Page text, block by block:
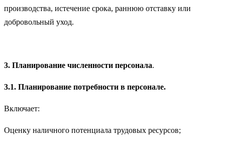
производства, истечение срока, раннюю отставку или
добровольный уход.
3. Планирование численности персонала.
3.1. Планирование потребности в персонале.
Включает:
Оценку наличного потенциала трудовых ресурсов;